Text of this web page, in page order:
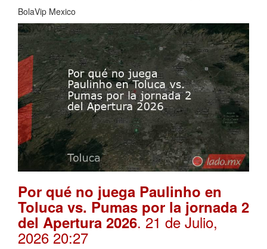
BolaVip Mexico
Por qué no juega Paulinho en
Toluca vs. Pumas por la jornada 2
del Apertura 2026. 21 de Julio,
2026 20:27